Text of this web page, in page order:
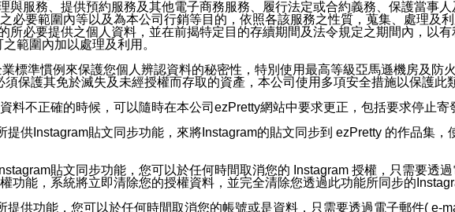
與服務、提供預約服務及其他電子商務服務、履行法定或合約義務、保護當事
必要範圍內等以及為本公司行銷等目的，依照各該服務之性質，蒐集、處理及利
所必要提供之個人資料，並在前揭特定目的存續期間及法令規定之期間內，以
範圍內加以處理及利用。
標準慣例來保護您個人辨認資料的秘密性，特別使用最高等級亞馬遜機房及防
保護其免於滅失及未經授權而存取的資產，本公司使用多項安全措施以保護此
料不正確的時候，可以隨時在本公司ezPretty網站中要求更正，包括要求停止寄
提供Instagram貼文同步功能，來將Instagram的貼文同步到 ezPretty 的作品集
貼文同步功能，您可以於任何時間取消您的 Instagram 授權，只需要透
功能，系統將立即清除您的授權資料，並完全清除您透過此功能所同步的
提供功能，您可以於任何時間取消您的帳號或是資料，只需要透過電子郵件( e-